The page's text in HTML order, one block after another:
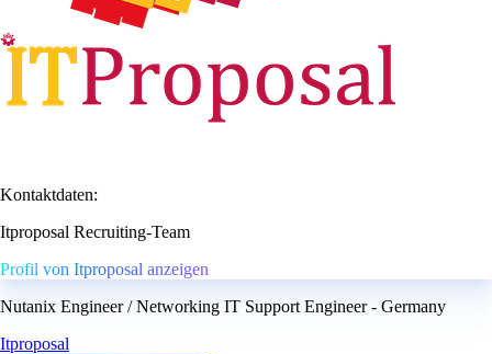
Kontaktdaten:
Itproposal Recruiting-Team
Profil von Itproposal anzeigen
Nutanix Engineer / Networking IT Support Engineer - Germany
Itproposal